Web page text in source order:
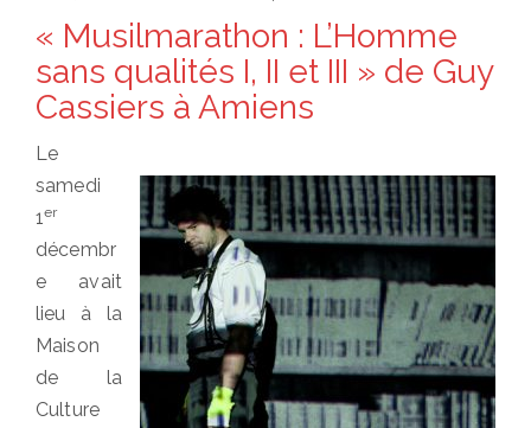
« Musilmarathon : L’Homme
sans qualités I, II et III » de Guy
Cassiers à Amiens
Le
samedi
1er
décembr
e avait
lieu à la
Maison
de la
Culture